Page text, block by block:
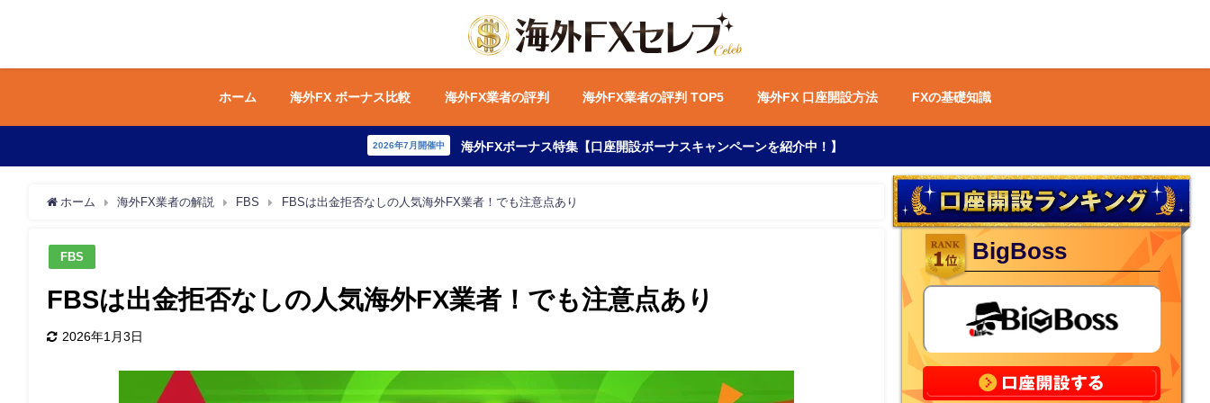
ホーム 海外FX ボーナス比較 海外FX業者の評判 海外FX業者の評判 TOP5 海外FX 口座開設方法 FXの基礎知識
2026年7月開催中 海外FXボーナス特集【口座開設ボーナスキャンペーンを紹介中！】
ホーム 海外FX業者の解説 FBS FBSは出金拒否なしの人気海外FX業者！でも注意点あり
FBS
FBSは出金拒否なしの人気海外FX業者！でも注意点あり
2026年1月3日
BigBoss